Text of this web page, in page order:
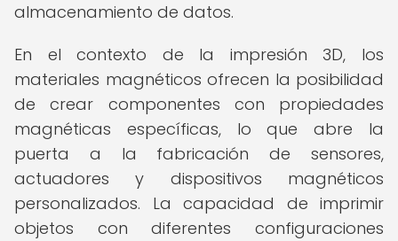
almacenamiento de datos.
En el contexto de la impresión 3D, los
materiales magnéticos ofrecen la posibilidad
de crear componentes con propiedades
magnéticas específicas, lo que abre la
puerta a la fabricación de sensores,
actuadores y dispositivos magnéticos
personalizados. La capacidad de imprimir
objetos con diferentes configuraciones